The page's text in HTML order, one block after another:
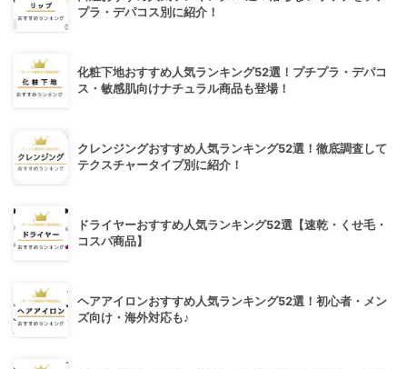
プラ・デパコス別に紹介！
化粧下地おすすめ人気ランキング52選！プチプラ・デパコ
ス・敏感肌向けナチュラル商品も登場！
クレンジングおすすめ人気ランキング52選！徹底調査して
テクスチャータイプ別に紹介！
ドライヤーおすすめ人気ランキング52選【速乾・くせ毛・
コスパ商品】
ヘアアイロンおすすめ人気ランキング52選！初心者・メン
ズ向け・海外対応も♪